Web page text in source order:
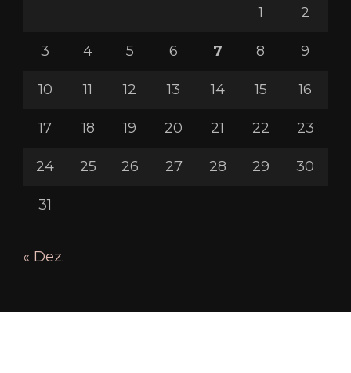
1 2
3 4 5 6 7 8 9
10 11 12 13 14 15 16
17 18 19 20 21 22 23
24 25 26 27 28 29 30
31
« Dez.